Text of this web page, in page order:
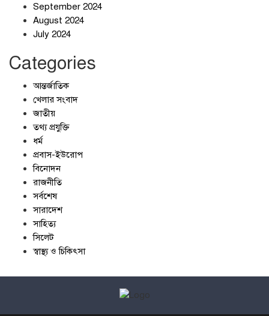
September 2024
August 2024
July 2024
Categories
আন্তর্জাতিক
খেলার সংবাদ
জাতীয়
তথ্য প্রযুক্তি
ধর্ম
প্রবাস-ইউরোপ
বিনোদন
রাজনীতি
সর্বশেষ
সারাদেশ
সাহিত্য
সিলেট
স্বাস্থ্য ও চিকিৎসা